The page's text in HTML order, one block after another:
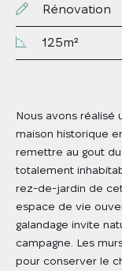
Rénovation
125m²
Nous avons
maison historique
remettre au gout
totalement
rez-de-jardin de
espace de vie
galandage invite
campagne. Les
pour conserver le